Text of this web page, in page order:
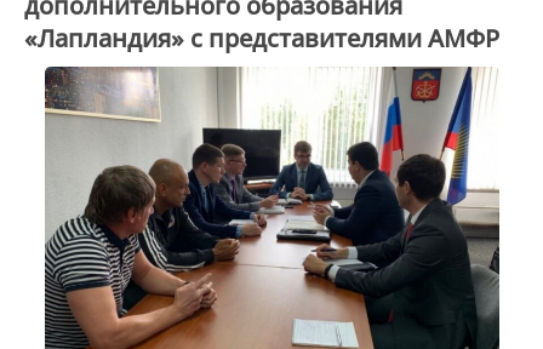
«Лапландия» с представителями АМФР